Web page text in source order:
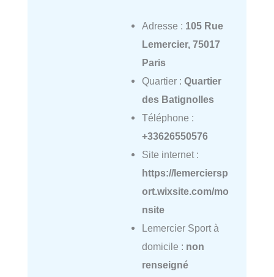
Adresse : 105 Rue
Lemercier, 75017
Paris
Quartier : Quartier
des Batignolles
Téléphone :
+33626550576
Site internet :
https://lemerciersp
ort.wixsite.com/mo
nsite
Lemercier Sport à
domicile : non
renseigné